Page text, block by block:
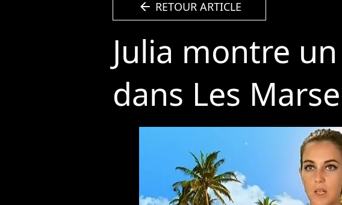
arrow_left RETOUR ARTICLE
Julia montre
dans Les